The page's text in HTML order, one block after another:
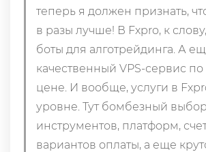
теперь я должен признать,
в разы лучше! В Fxpro, к
боты для алготрейдинга. А
качественный VPS-сервис
цене. И вообще, услуги в
уровне. Тут бомбезный
инструментов, платформ,
вариантов оплаты, а еще